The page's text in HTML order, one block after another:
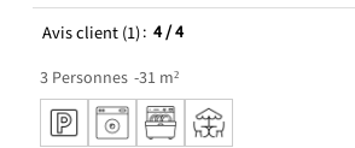
Avis client(1) 4/ 4
3 Personnes 31 m²